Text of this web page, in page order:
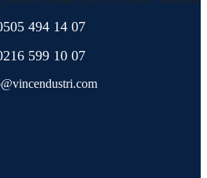
494 14 07
599 10 07